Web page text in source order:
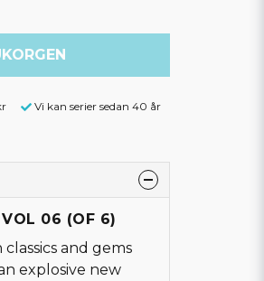
Vi kan serier sedan 40 år
06 (OF 6)
and gems
explosive new